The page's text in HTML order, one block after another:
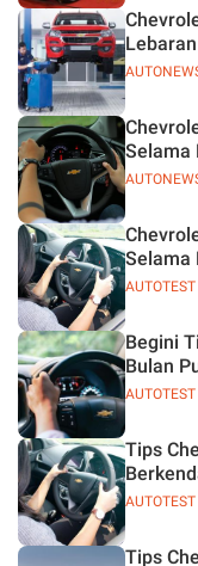
Selama
AUTOTEST
Selama
AUTOTEST
Begini
Bulan
AUTOTEST
Tips
Tips